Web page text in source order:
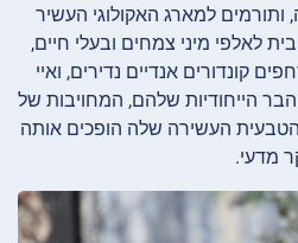
למארג האקולוגי העשיר
לאלפי מיני צמחים ובעלי חיים,
קונדורים אנדיים נדירים, ואיי
הייחודיות שלהם, המחויבות של
העשירה שלה הופכים אותה
מדעי.